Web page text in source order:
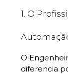
1. O
O
diferencia